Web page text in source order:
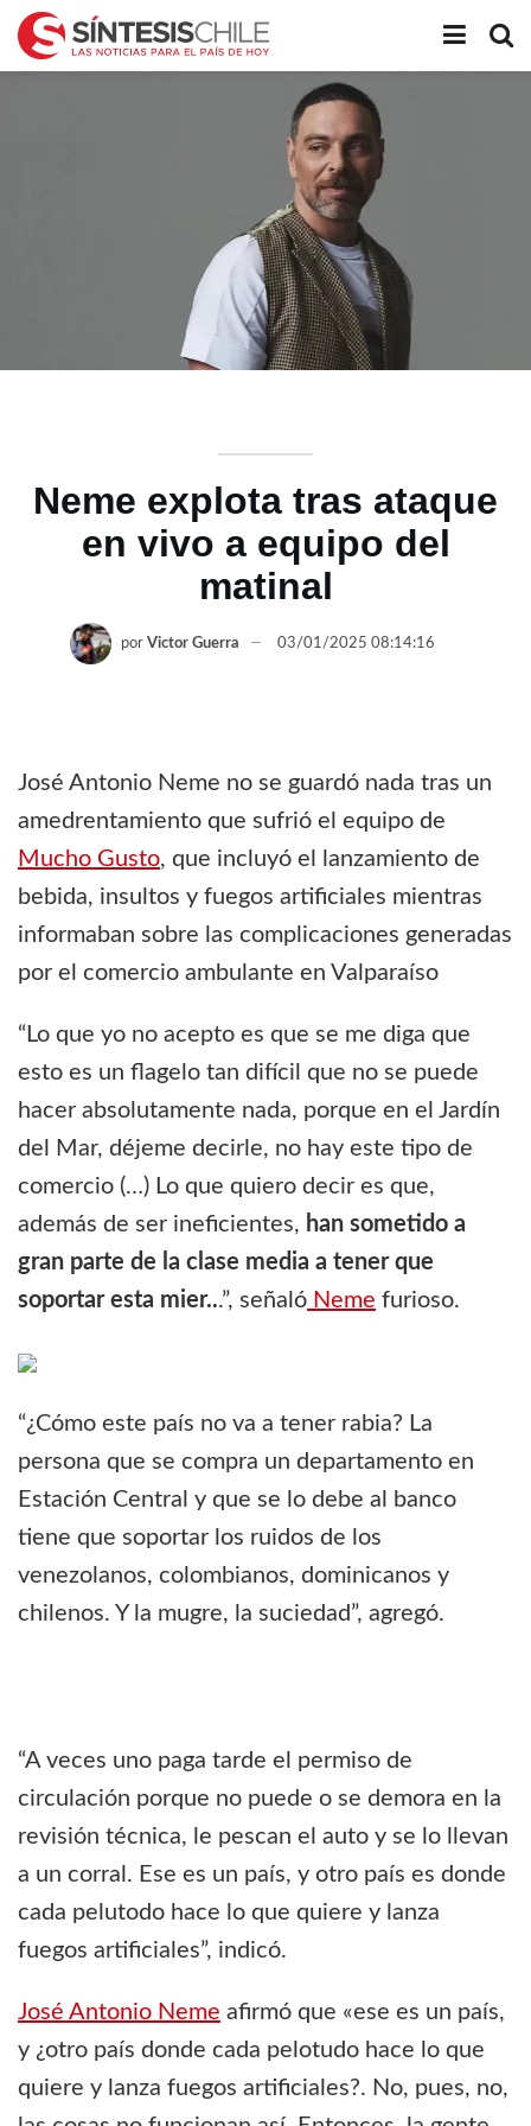
Neme explota tras ataque
en vivo a equipo del
matinal
por Victor Guerra 03/01/2025 08:14:16
José Antonio Neme no se guardó nada tras un
amedrentamiento que sufrió el equipo de
Mucho Gusto, que incluyó el lanzamiento de
bebida, insultos y fuegos artificiales mientras
informaban sobre las complicaciones generadas
por el comercio ambulante en Valparaíso
“Lo que yo no acepto es que se me diga que
esto es un flagelo tan difícil que no se puede
hacer absolutamente nada, porque en el Jardín
del Mar, déjeme decirle, no hay este tipo de
comercio (…) Lo que quiero decir es que,
además de ser ineficientes, han sometido a
gran parte de la clase media a tener que
soportar esta mier...”, señaló Neme furioso.
“¿Cómo este país no va a tener rabia? La
persona que se compra un departamento en
Estación Central y que se lo debe al banco
tiene que soportar los ruidos de los
venezolanos, colombianos, dominicanos y
chilenos. Y la mugre, la suciedad”, agregó.
“A veces uno paga tarde el permiso de
circulación porque no puede o se demora en la
revisión técnica, le pescan el auto y se lo llevan
a un corral. Ese es un país, y otro país es donde
cada pelutodo hace lo que quiere y lanza
fuegos artificiales”, indicó.
José Antonio Neme afirmó que «ese es un país,
y ¿otro país donde cada pelotudo hace lo que
quiere y lanza fuegos artificiales?. No, pues, no,